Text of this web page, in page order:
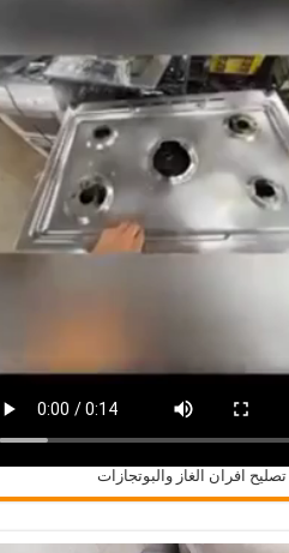
افران الغاز والبوتجازات